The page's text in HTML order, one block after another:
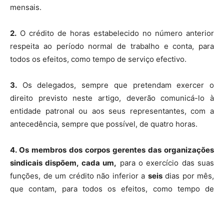
mensais.
2. O crédito de horas estabelecido no número anterior
respeita ao período normal de trabalho e conta, para
todos os efeitos, como tempo de serviço efectivo.
3. Os delegados, sempre que pretendam exercer o
direito previsto neste artigo, deverão comunicá-lo à
entidade patronal ou aos seus representantes, com a
antecedência, sempre que possível, de quatro horas.
4. Os membros dos corpos gerentes das organizações
sindicais dispõem, cada um, para o exercício das suas
funções, de um crédito não inferior a seisdias por mês,
que contam, para todos os efeitos, como tempo de